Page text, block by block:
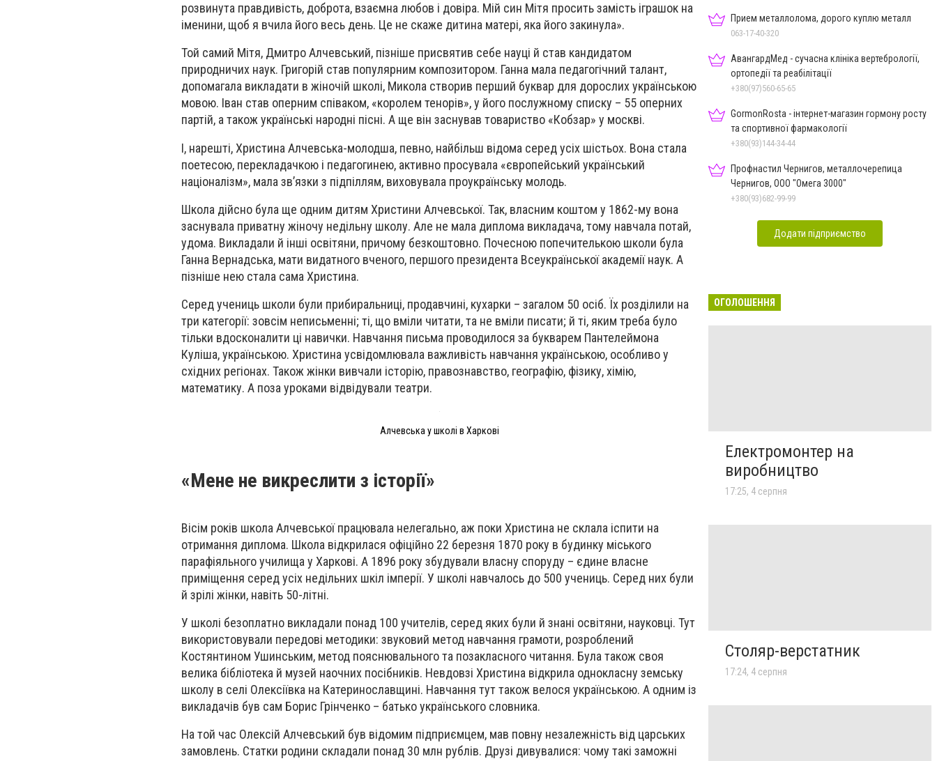
розвинута правдивість, доброта, взаємна любов і довіра. Мій син Мітя просить замість іграшок на
іменини, щоб я вчила його весь день. Це не скаже дитина матері, яка його закинула».
Той самий Мітя, Дмитро Алчевський, пізніше присвятив себе науці й став кандидатом
природничих наук. Григорій став популярним композитором. Ганна мала педагогічний талант,
допомагала викладати в жіночій школі, Микола створив перший буквар для дорослих українською
мовою. Іван став оперним співаком, «королем тенорів», у його послужному списку – 55 оперних
партій, а також українські народні пісні. А ще він заснував товариство «Кобзар» у москві.
І, нарешті, Христина Алчевська-молодша, певно, найбільш відома серед усіх шістьох. Вона стала
поетесою, перекладачкою і педагогинею, активно просувала «європейський український
націоналізм», мала зв’язки з підпіллям, виховувала проукраїнську молодь.
Школа дійсно була ще одним дитям Христини Алчевської. Так, власним коштом у 1862-му вона
заснувала приватну жіночу недільну школу. Але не мала диплома викладача, тому навчала потай,
удома. Викладали й інші освітяни, причому безкоштовно. Почесною попечителькою школи була
Ганна Вернадська, мати видатного вченого, першого президента Всеукраїнської академії наук. А
пізніше нею стала сама Христина.
Серед учениць школи були прибиральниці, продавчині, кухарки – загалом 50 осіб. Їх розділили на
три категорії: зовсім неписьменні; ті, що вміли читати, та не вміли писати; й ті, яким треба було
тільки вдосконалити ці навички. Навчання письма проводилося за букварем Пантелеймона
Куліша, українською. Христина усвідомлювала важливість навчання українською, особливо у
східних регіонах. Також жінки вивчали історію, правознавство, географію, фізику, хімію,
математику. А поза уроками відвідували театри.
Алчевська у школі в Харкові
«Мене не викреслити з історії»
Вісім років школа Алчевської працювала нелегально, аж поки Христина не склала іспити на
отримання диплома. Школа відкрилася офіційно 22 березня 1870 року в будинку міського
парафіяльного училища у Харкові. А 1896 року збудували власну споруду – єдине власне
приміщення серед усіх недільних шкіл імперії. У школі навчалось до 500 учениць. Серед них були
й зрілі жінки, навіть 50-літні.
У школі безоплатно викладали понад 100 учителів, серед яких були й знані освітяни, науковці. Тут
використовували передові методики: звуковий метод навчання грамоти, розроблений
Костянтином Ушинським, метод пояснювального та позакласного читання. Була також своя
велика бібліотека й музей наочних посібників. Невдовзі Христина відкрила однокласну земську
школу в селі Олексіївка на Катеринославщині. Навчання тут також велося українською. А одним із
викладачів був сам Борис Грінченко – батько українського словника.
На той час Олексій Алчевський був відомим підприємцем, мав повну незалежність від царських
замовлень. Статки родини складали понад 30 млн рублів. Друзі дивувалися: чому такі заможні
Прием металлолома, дорого куплю металл
063-17-40-320
АвангардМед - сучасна клініка вертебрології,
ортопедії та реабілітації
+380(97)560-65-65
GormonRosta - інтернет-магазин гормону росту
та спортивної фармакології
+380(93)144-34-44
Профнастил Чернигов, металлочерепица
Чернигов, ООО "Омега 3000"
+380(93)682-99-99
Додати підприємство
ОГОЛОШЕННЯ
Електромонтер на
виробництво
17:25, 4 серпня
Столяр-верстатник
17:24, 4 серпня